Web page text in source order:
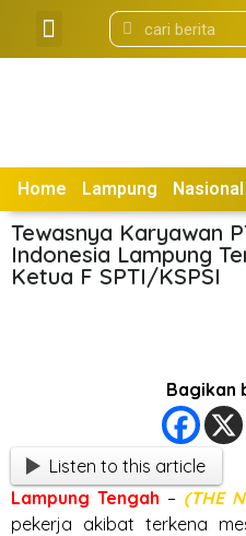
Home Lampung Nasional
Tewasnya Karyawan
Indonesia Lampung
Ketua F SPTI/KSPSI
Bagikan
Listen to this article
Lampung Tengah – (THE
pekerja akibat terkena